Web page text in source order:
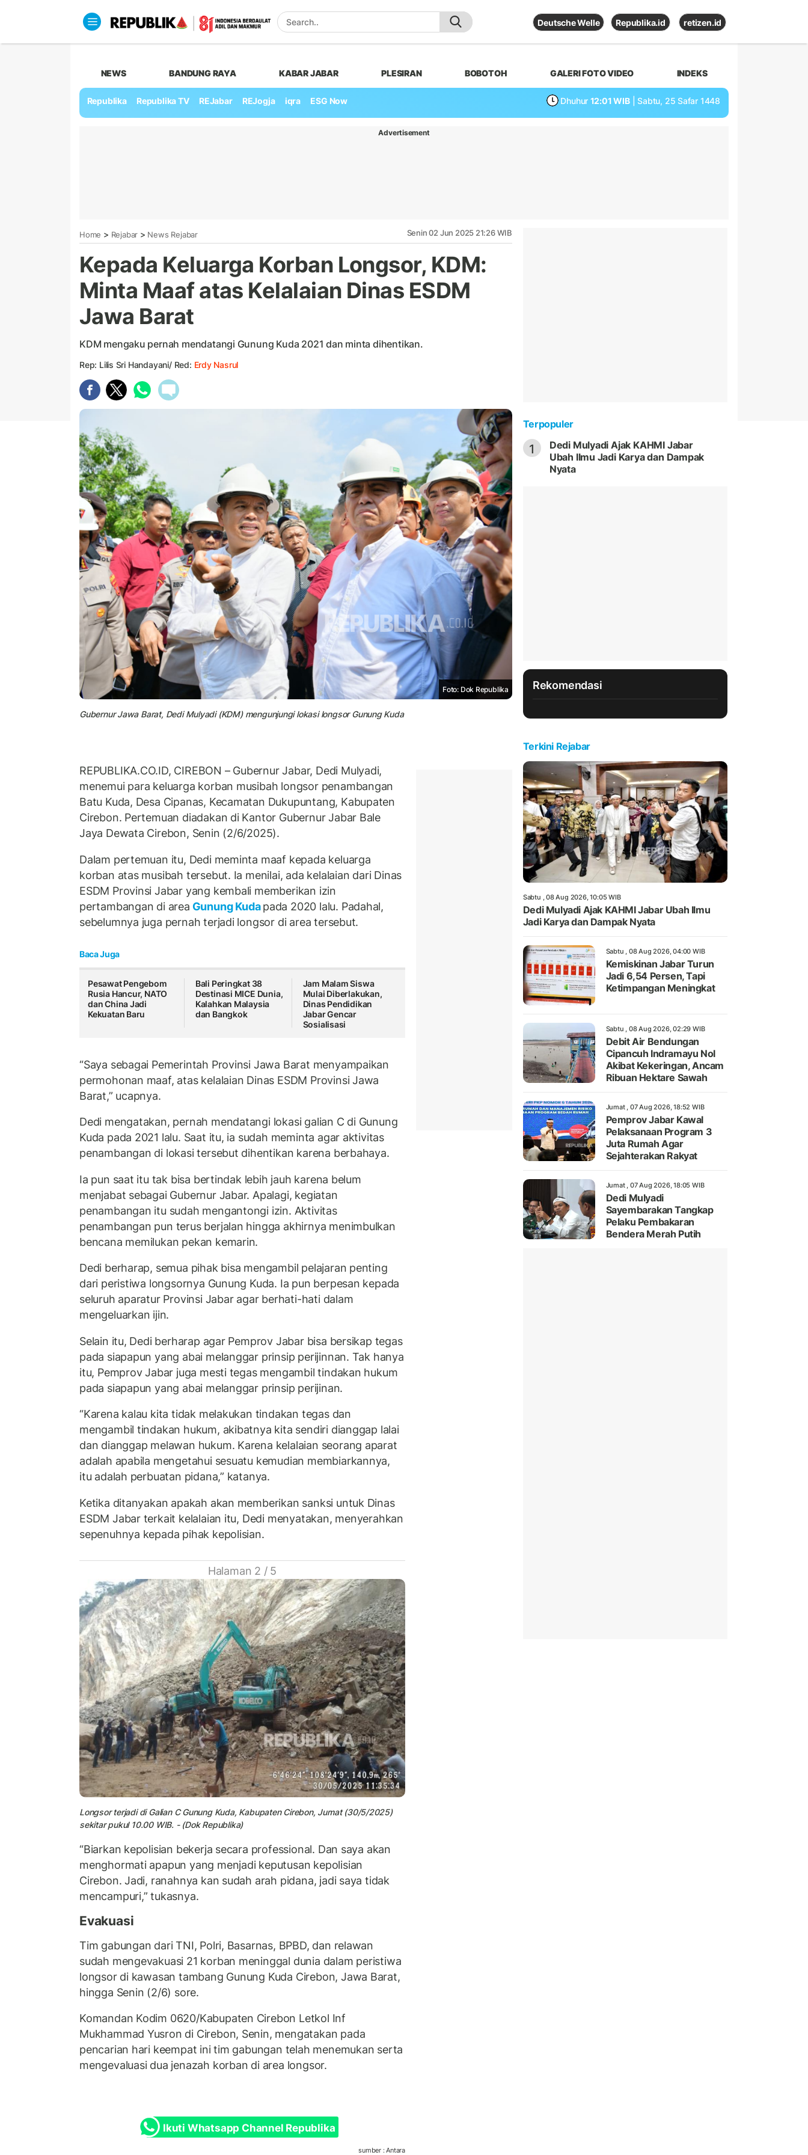
Deutsche Welle Republika.id retizen.id
NEWS BANDUNG RAYA KABAR JABAR PLESIRAN BOBOTOH GALERI FOTO VIDEO INDEKS
Republika Republika TV REJabar REJogja iqra ESG Now Dhuhur 12:01 WIB | Sabtu, 25 Safar 1448
Advertisement
Home > Rejabar > News Rejabar Senin 02 Jun 2025 21:26 WIB
Kepada Keluarga Korban Longsor, KDM:
Minta Maaf atas Kelalaian Dinas ESDM
Jawa Barat
KDM mengaku pernah mendatangi Gunung Kuda 2021 dan minta dihentikan.
Rep: Lilis Sri Handayani/ Red: Erdy Nasrul
Foto: Dok Republika
Gubernur Jawa Barat, Dedi Mulyadi (KDM) mengunjungi lokasi longsor Gunung Kuda
REPUBLIKA.CO.ID, CIREBON – Gubernur Jabar, Dedi Mulyadi,
menemui para keluarga korban musibah longsor penambangan
Batu Kuda, Desa Cipanas, Kecamatan Dukupuntang, Kabupaten
Cirebon. Pertemuan diadakan di Kantor Gubernur Jabar Bale
Jaya Dewata Cirebon, Senin (2/6/2025).
Dalam pertemuan itu, Dedi meminta maaf kepada keluarga
korban atas musibah tersebut. Ia menilai, ada kelalaian dari Dinas
ESDM Provinsi Jabar yang kembali memberikan izin
pertambangan di area Gunung Kudapada 2020 lalu. Padahal,
sebelumnya juga pernah terjadi longsor di area tersebut.
Baca Juga
Pesawat Pengebom
Rusia Hancur, NATO
dan China Jadi
Kekuatan Baru
Bali Peringkat 38
Destinasi MICE Dunia,
Kalahkan Malaysia
dan Bangkok
Jam Malam Siswa
Mulai Diberlakukan,
Dinas Pendidikan
Jabar Gencar
Sosialisasi
“Saya sebagai Pemerintah Provinsi Jawa Barat menyampaikan
permohonan maaf, atas kelalaian Dinas ESDM Provinsi Jawa
Barat,” ucapnya.
Dedi mengatakan, pernah mendatangi lokasi galian C di Gunung
Kuda pada 2021 lalu. Saat itu, ia sudah meminta agar aktivitas
penambangan di lokasi tersebut dihentikan karena berbahaya.
Ia pun saat itu tak bisa bertindak lebih jauh karena belum
menjabat sebagai Gubernur Jabar. Apalagi, kegiatan
penambangan itu sudah mengantongi izin. Aktivitas
penambangan pun terus berjalan hingga akhirnya menimbulkan
bencana memilukan pekan kemarin.
Dedi berharap, semua pihak bisa mengambil pelajaran penting
dari peristiwa longsornya Gunung Kuda. Ia pun berpesan kepada
seluruh aparatur Provinsi Jabar agar berhati-hati dalam
mengeluarkan ijin.
Selain itu, Dedi berharap agar Pemprov Jabar bisa bersikap tegas
pada siapapun yang abai melanggar prinsip perijinnan. Tak hanya
itu, Pemprov Jabar juga mesti tegas mengambil tindakan hukum
pada siapapun yang abai melanggar prinsip perijinan.
“Karena kalau kita tidak melakukan tindakan tegas dan
mengambil tindakan hukum, akibatnya kita sendiri dianggap lalai
dan dianggap melawan hukum. Karena kelalaian seorang aparat
adalah apabila mengetahui sesuatu kemudian membiarkannya,
itu adalah perbuatan pidana,” katanya.
Ketika ditanyakan apakah akan memberikan sanksi untuk Dinas
ESDM Jabar terkait kelalaian itu, Dedi menyatakan, menyerahkan
sepenuhnya kepada pihak kepolisian.
Halaman 2 / 5
Longsor terjadi di Galian C Gunung Kuda, Kabupaten Cirebon, Jumat (30/5/2025)
sekitar pukul 10.00 WIB. - (Dok Republika)
“Biarkan kepolisian bekerja secara professional. Dan saya akan
menghormati apapun yang menjadi keputusan kepolisian
Cirebon. Jadi, ranahnya kan sudah arah pidana, jadi saya tidak
mencampuri,” tukasnya.
Evakuasi
Tim gabungan dari TNI, Polri, Basarnas, BPBD, dan relawan
sudah mengevakuasi 21 korban meninggal dunia dalam peristiwa
longsor di kawasan tambang Gunung Kuda Cirebon, Jawa Barat,
hingga Senin (2/6) sore.
Komandan Kodim 0620/Kabupaten Cirebon Letkol Inf
Mukhammad Yusron di Cirebon, Senin, mengatakan pada
pencarian hari keempat ini tim gabungan telah menemukan serta
mengevaluasi dua jenazah korban di area longsor.
Ikuti Whatsapp Channel Republika
sumber : Antara
Terpopuler
1
Dedi Mulyadi Ajak KAHMI Jabar
Ubah Ilmu Jadi Karya dan Dampak
Nyata
Rekomendasi
Terkini Rejabar
Sabtu , 08 Aug 2026, 10:05 WIB
Dedi Mulyadi Ajak KAHMI Jabar Ubah Ilmu
Jadi Karya dan Dampak Nyata
Sabtu , 08 Aug 2026, 04:00 WIB
Kemiskinan Jabar Turun
Jadi 6,54 Persen, Tapi
Ketimpangan Meningkat
Sabtu , 08 Aug 2026, 02:29 WIB
Debit Air Bendungan
Cipancuh Indramayu Nol
Akibat Kekeringan, Ancam
Ribuan Hektare Sawah
Jumat , 07 Aug 2026, 18:52 WIB
Pemprov Jabar Kawal
Pelaksanaan Program 3
Juta Rumah Agar
Sejahterakan Rakyat
Jumat , 07 Aug 2026, 18:05 WIB
Dedi Mulyadi
Sayembarakan Tangkap
Pelaku Pembakaran
Bendera Merah Putih